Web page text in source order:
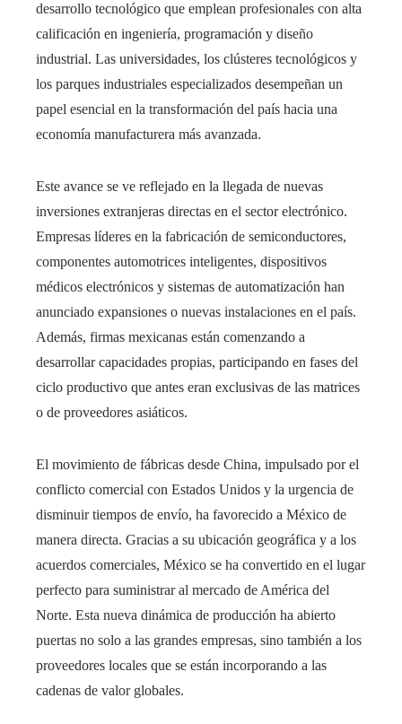
desarrollo tecnológico que emplean profesionales con alta
calificación en ingeniería, programación y diseño
industrial. Las universidades, los clústeres tecnológicos y
los parques industriales especializados desempeñan un
papel esencial en la transformación del país hacia una
economía manufacturera más avanzada.
Este avance se ve reflejado en la llegada de nuevas
inversiones extranjeras directas en el sector electrónico.
Empresas líderes en la fabricación de semiconductores,
componentes automotrices inteligentes, dispositivos
médicos electrónicos y sistemas de automatización han
anunciado expansiones o nuevas instalaciones en el país.
Además, firmas mexicanas están comenzando a
desarrollar capacidades propias, participando en fases del
ciclo productivo que antes eran exclusivas de las matrices
o de proveedores asiáticos.
El movimiento de fábricas desde China, impulsado por el
conflicto comercial con Estados Unidos y la urgencia de
disminuir tiempos de envío, ha favorecido a México de
manera directa. Gracias a su ubicación geográfica y a los
acuerdos comerciales, México se ha convertido en el lugar
perfecto para suministrar al mercado de América del
Norte. Esta nueva dinámica de producción ha abierto
puertas no solo a las grandes empresas, sino también a los
proveedores locales que se están incorporando a las
cadenas de valor globales.